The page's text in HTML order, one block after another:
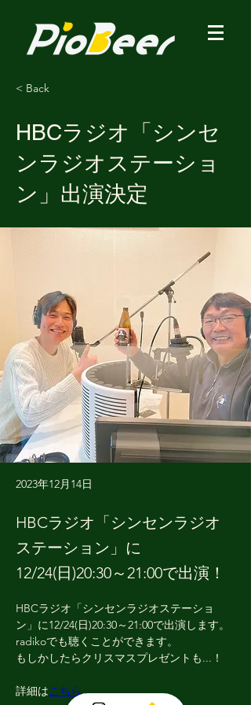
< Back
HBCラジオ「シンセ
ンラジオステーショ
ン」出演決定
2023年12月14日
HBCラジオ「シンセンラジオ
ステーション」に
12/24(日)20:30～21:00で出演！
HBCラジオ「シンセンラジオステーショ
ン」に12/24(日)20:30～21:00で出演します。
radikoでも聴くことができます。
もしかしたらクリスマスプレゼントも...！
詳細はこちら。